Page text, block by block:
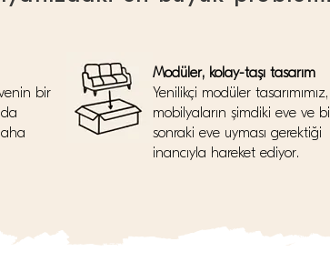
bir
Modüler, kolay-taşı tasarım
Yenilikçi modüler tasarımımız,
mobilyaların şimdiki eve ve
sonraki eve uyması gerektiği
inancıyla hareket ediyor.